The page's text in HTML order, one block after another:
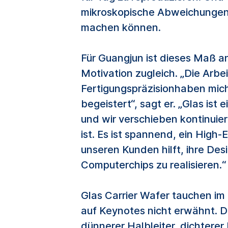
mikroskopische
machen können.
Für Guangjun ist dieses Maß
Motivation zugleich. „Die
Fertigungspräzisionhaben
begeistert“, sagt er. „Glas ist
und wir verschieben
ist. Es ist spannend, ein
unseren Kunden hilft, ihre
Computerchips zu
Glas Carrier Wafer tauchen
auf Keynotes nicht erwähnt.